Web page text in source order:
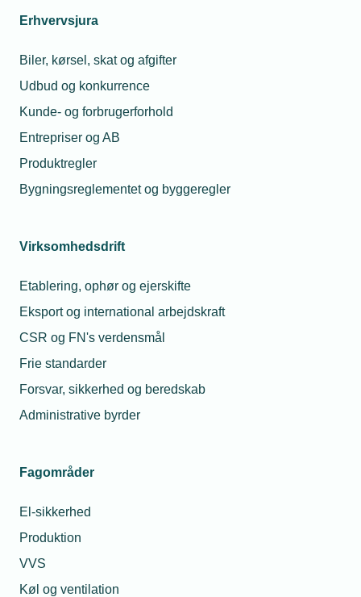
Erhvervsjura
Biler, kørsel, skat og afgifter
Udbud og konkurrence
Kunde- og forbrugerforhold
Entrepriser og AB
Produktregler
Bygningsreglementet og byggeregler
Virksomhedsdrift
Etablering, ophør og ejerskifte
Eksport og international arbejdskraft
CSR og FN's verdensmål
Frie standarder
Forsvar, sikkerhed og beredskab
Administrative byrder
Fagområder
El-sikkerhed
Produktion
VVS
Køl og ventilation